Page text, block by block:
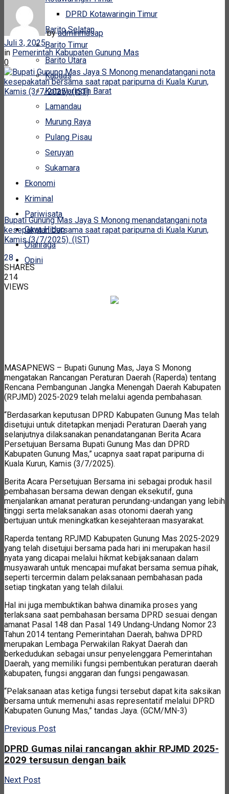
DPRD Kotawaringin Timur
Barito Selatan
Barito Timur
Barito Utara
Kapuas
Kotawaringin Barat
Lamandau
Murung Raya
Pulang Pisau
Seruyan
Sukamara
Ekonomi
Kriminal
Pariwisata
Gaya Hidup
Olahraga
Opini
by adminmasap
Juli 3, 2025
in Pemerintah Kabupaten Gunung Mas
0
Bupati Gunung Mas Jaya S Monong menandatangani nota
kesepakatan bersama saat rapat paripurna di Kuala Kurun,
Kamis (3/7/2025). (IST)
28
SHARES
214
VIEWS
MASAPNEWS – Bupati Gunung Mas, Jaya S Monong
mengatakan Rancangan Peraturan Daerah (Raperda) tentang
Rencana Pembangunan Jangka Menengah Daerah Kabupaten
(RPJMD) 2025-2029 telah melalui agenda pembahasan.
“Berdasarkan keputusan DPRD Kabupaten Gunung Mas telah
disetujui untuk ditetapkan menjadi Peraturan Daerah yang
selanjutnya dilaksanakan penandatanganan Berita Acara
Persetujuan Bersama Bupati Gunung Mas dan DPRD
Kabupaten Gunung Mas,” ucapnya saat rapat paripurna di
Kuala Kurun, Kamis (3/7/2025).
Berita Acara Persetujuan Bersama ini sebagai produk hasil
pembahasan bersama dewan dengan eksekutif, guna
menjalankan amanat peraturan perundang-undangan yang lebih
tinggi serta melaksanakan asas otonomi daerah yang
bertujuan untuk meningkatkan kesejahteraan masyarakat.
Raperda tentang RPJMD Kabupaten Gunung Mas 2025-2029
yang telah disetujui bersama pada hari ini merupakan hasil
nyata yang dicapai melalui hikmat kebijaksanaan dalam
musyawarah untuk mencapai mufakat bersama semua pihak,
seperti tercermin dalam pelaksanaan pembahasan pada
setiap tingkatan yang telah dilalui.
Hal ini juga membuktikan bahwa dinamika proses yang
terlaksana saat pembahasan bersama DPRD sesuai dengan
amanat Pasal 148 dan Pasal 149 Undang-Undang Nomor 23
Tahun 2014 tentang Pemerintahan Daerah, bahwa DPRD
merupakan Lembaga Perwakilan Rakyat Daerah dan
berkedudukan sebagai unsur penyelenggara Pemerintahan
Daerah, yang memiliki fungsi pembentukan peraturan daerah
kabupaten, fungsi anggaran dan fungsi pengawasan.
“Pelaksanaan atas ketiga fungsi tersebut dapat kita saksikan
bersama untuk memenuhi asas representatif melalui DPRD
Kabupaten Gunung Mas,” tandas Jaya. (GCM/MN-3)
Previous Post
DPRD Gumas nilai rancangan akhir RPJMD 2025-
2029 tersusun dengan baik
Next Post